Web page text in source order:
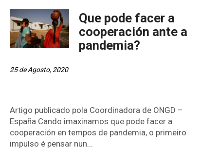
Que pode facer a
cooperación ante a
pandemia?
25 de Agosto, 2020
Artigo publicado pola Coordinadora de ONGD –
España Cando imaxinamos que pode facer a
cooperación en tempos de pandemia, o primeiro
impulso é pensar nun...